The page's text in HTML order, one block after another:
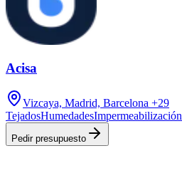
Acisa
Vizcaya, Madrid, Barcelona +29
TejadosHumedadesImpermeabilización
Pedir presupuesto